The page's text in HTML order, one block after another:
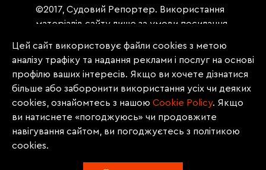
©2017, Судовий Репортер. Використання
матеріалів сайту лише за умови посилання
«Судовий репортер» не нижче третього
абзацу. Матеріали, щодо яких міститься
заборона на повну републікацію
(передрук, копіювання, відтворення або
інше використання), заборонено
передруковувати без згоди редакції.
Матеріали з позначкою PROMOTED, ЗА
Цей сайт використовує файли cookies з метою
аналізу трафіку та надання реклами і послуг на основі
профілю ваших інтересів. Якщо ви хочете дізнатися
більше або заборонити використання усіх чи деяких
cookies, ознайомтесь з нашою Сookie Policy. Якщо
ви натиснете «погоджуюсь» чи продовжите
навігування сайтом, ви погоджуєтесь з політикою
cookies.